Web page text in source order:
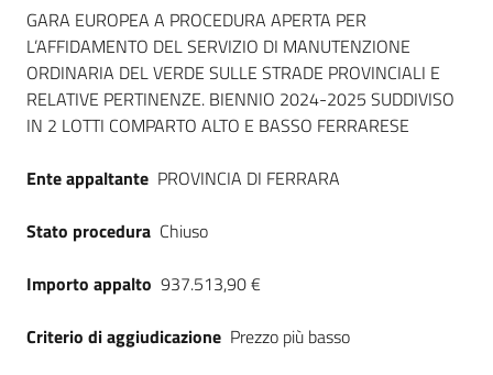
Dati del bando
GARA EUROPEA A PROCEDURA APERTA PER
L’AFFIDAMENTO DEL SERVIZIO DI MANUTENZIONE
ORDINARIA DEL VERDE SULLE STRADE PROVINCIALI E
RELATIVE PERTINENZE. BIENNIO 2024-2025 SUDDIVISO
IN 2 LOTTI COMPARTO ALTO E BASSO FERRARESE
Ente appaltante PROVINCIA DI FERRARA
Stato procedura Chiuso
Importo appalto 937.513,90 €
Criterio di aggiudicazione Prezzo più basso